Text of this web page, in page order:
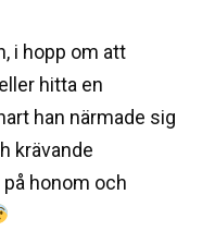
i hopp om att
hitta en
han närmade sig
krävande
honom och